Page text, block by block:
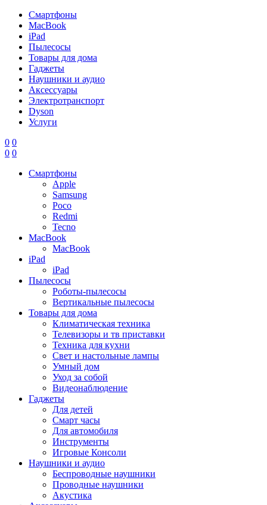
Смартфоны
MacBook
iPad
Пылесосы
Товары для дома
Гаджеты
Наушники и аудио
Аксессуары
Электротранспорт
Dyson
Услуги
0 0
0 0
Смартфоны
Apple
Samsung
Poco
Redmi
Tecno
MacBook
MacBook
iPad
iPad
Пылесосы
Роботы-пылесосы
Вертикальные пылесосы
Товары для дома
Климатическая техника
Телевизоры и тв приставки
Техника для кухни
Свет и настольные лампы
Умный дом
Уход за собой
Видеонаблюдение
Гаджеты
Для детей
Смарт часы
Для автомобиля
Инструменты
Игровые Консоли
Наушники и аудио
Беспроводные наушники
Проводные наушники
Акустика